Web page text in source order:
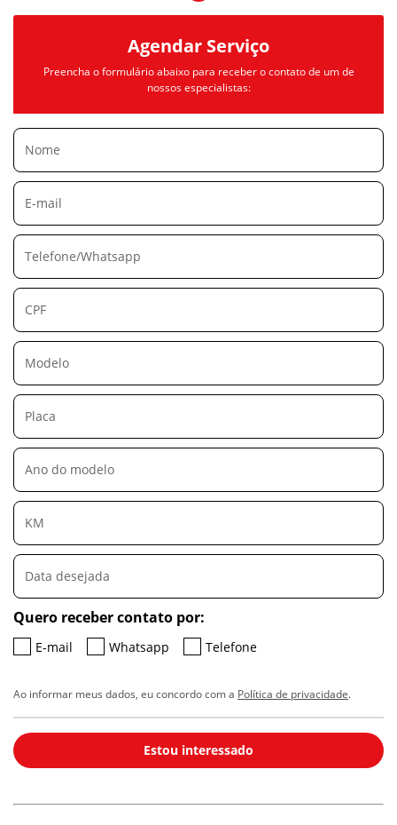
Agendar Serviço
Preencha o formulário abaixo para receber o contato de um de
nossos especialistas:
Quero receber contato por:
E-mail Whatsapp Telefone
Ao informar meus dados, eu concordo com a Política de privacidade.
Estou interessado